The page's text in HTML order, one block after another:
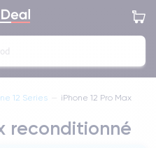
12 Series — iPhone 12 Pro Max
reconditionné